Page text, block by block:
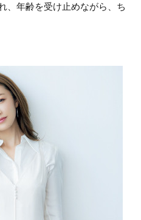
、年齢を受け止めながら、ち